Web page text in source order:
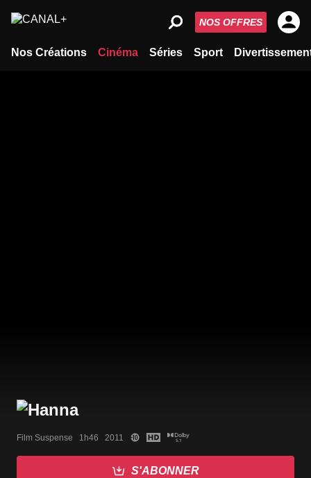
Nos Créations Cinéma Séries Sport
NOS OFFRES
Film Suspense   1h46   2011
S'ABONNER